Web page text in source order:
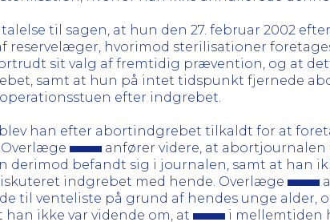
til sagen, at hun den 27. februar 2002
reservelæger, hvorimod sterilisationer
sit valg af fremtidig prævention, og at
samt at hun på intet tidspunkt fjernede
efter indgrebet.
han efter abortindgrebet tilkaldt for at
anfører videre, at
befandt sig i journalen, samt at han
indgrebet med hende. Overlæge
til venteliste på grund af hendes unge alder,
ikke var vidende om, at
i mellemtiden